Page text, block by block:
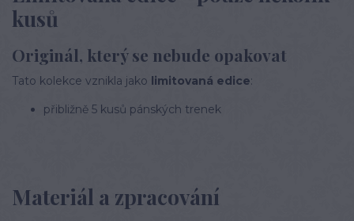
kusů
Originál, který se nebude opakovat
Tato kolekce vznikla jako limitovaná edice:
přibližně 5 kusů pánských trenek
Materiál a zpracování